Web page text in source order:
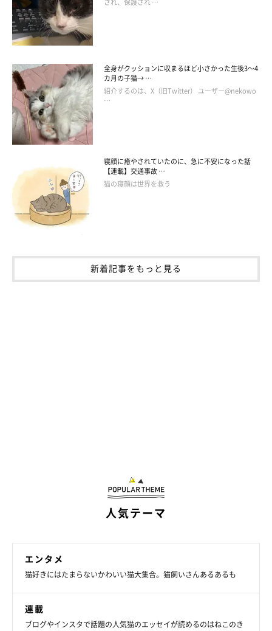
全身がクッションに収まるほど小さかった生後3～4
カ月の子猫→ …
紹介するのは、X（旧Twitter） ユーザー@nekowo
…
寝顔に癒やされていたのに、急に不安になった話
【連載】交通事故 …
猫の寝顔は世界を救う
新着記事をもっと見る
人気テーマ
エンタメ
猫好きにはたまらないかわいい猫大集合。猫飼いさんあるあるも
連載
ブログやインスタで話題の人気猫のエッセイが読めるのはねこのき